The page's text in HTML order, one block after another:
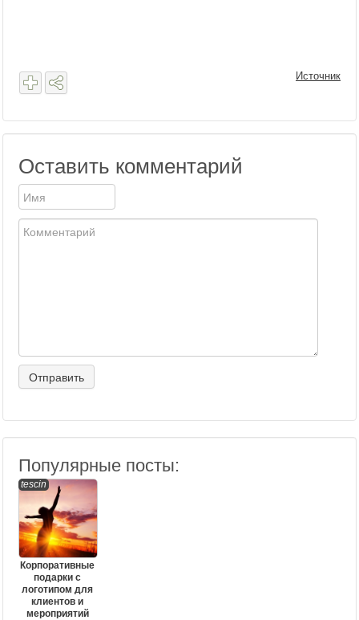
Источник
Оставить комментарий
Популярные посты:
tescin
Корпоративные
подарки с
логотипом для
клиентов и
мероприятий